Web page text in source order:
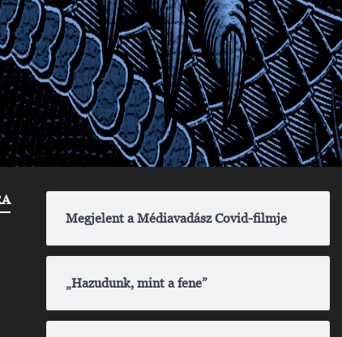
Megjelent a Médiavadász Covid-filmje
„Hazudunk, mint a fene”